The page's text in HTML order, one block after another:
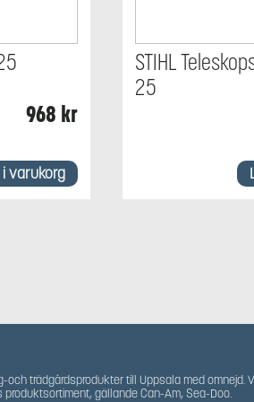
968 kr
i varukorg
STIHL
25
och trädgårdsprodukter till Uppsala med omnejd.
gällande Can-Am, Sea-Doo.